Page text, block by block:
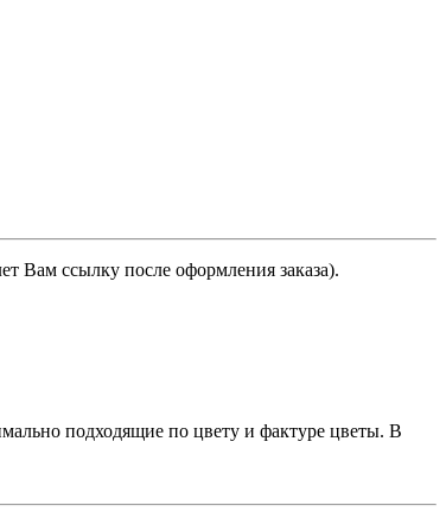
Вам ссылку после оформления заказа).
подходящие по цвету и фактуре цветы. В